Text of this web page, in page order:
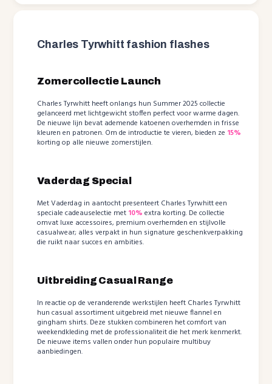
Charles Tyrwhitt fashion flashes
Zomercollectie Launch
Charles Tyrwhitt heeft onlangs hun Summer 2025 collectie
gelanceerd met lichtgewicht stoffen perfect voor warme dagen.
De nieuwe lijn bevat ademende katoenen overhemden in frisse
kleuren en patronen. Om de introductie te vieren, bieden ze 15%
korting op alle nieuwe zomerstijlen.
Vaderdag Special
Met Vaderdag in aantocht presenteert Charles Tyrwhitt een
speciale cadeauselectie met 10% extra korting. De collectie
omvat luxe accessoires, premium overhemden en stijlvolle
casualwear; alles verpakt in hun signature geschenkverpakking
die ruikt naar succes en ambities.
Uitbreiding Casual Range
In reactie op de veranderende werkstijlen heeft Charles Tyrwhitt
hun casual assortiment uitgebreid met nieuwe flannel en
gingham shirts. Deze stukken combineren het comfort van
weekendkleding met de professionaliteit die het merk kenmerkt.
De nieuwe items vallen onder hun populaire multibuy
aanbiedingen.